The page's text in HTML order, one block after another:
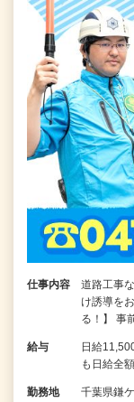
仕事内容
道路工事
け誘導を
る！】 事
給与
日給
も日給全
勤務地 千葉県鎌